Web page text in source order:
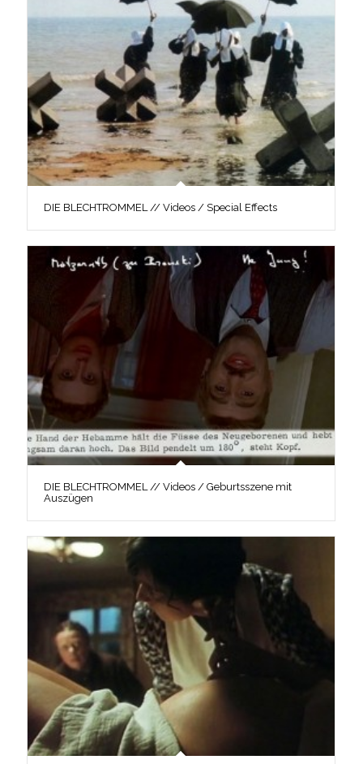
DIE BLECHTROMMEL // Videos / Special Effects
DIE BLECHTROMMEL // Videos / Geburtsszene mit
Auszügen